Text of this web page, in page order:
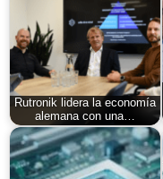
Rutronik lidera la economía
alemana con una…